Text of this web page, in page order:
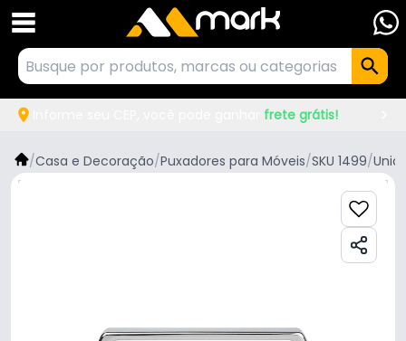
frete grátis!
/Casa e Decoração/Puxadores para Móveis/SKU 1499/